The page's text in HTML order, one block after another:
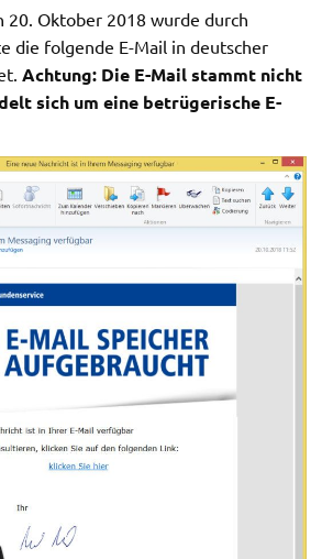
20. Oktober 2018 wurde durch
die folgende E-Mail in deutscher
Achtung: Die E-Mail stammt nicht
sich um eine betrügerische E-